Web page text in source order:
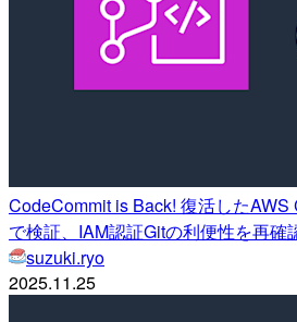
CodeCommit is Back! 復活した
で検証、IAM認証Gitの利便性を再確
suzuki.ryo
2025.11.25